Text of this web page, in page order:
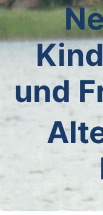
und